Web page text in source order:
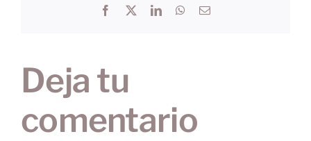
Facebook
X LinkedInWhatsApp
Correo
Deja tu
comentario